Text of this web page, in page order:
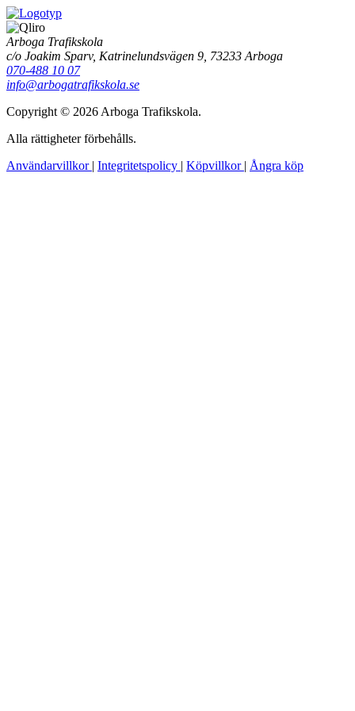
Arboga Trafikskola
c/o Joakim Sparv, Katrinelundsvägen 9, 73233 Arboga
070-488 10 07
info@arbogatrafikskola.se
Copyright © 2026 Arboga Trafikskola.
Alla rättigheter förbehålls.
Användarvillkor | Integritetspolicy | Köpvillkor | Ångra köp